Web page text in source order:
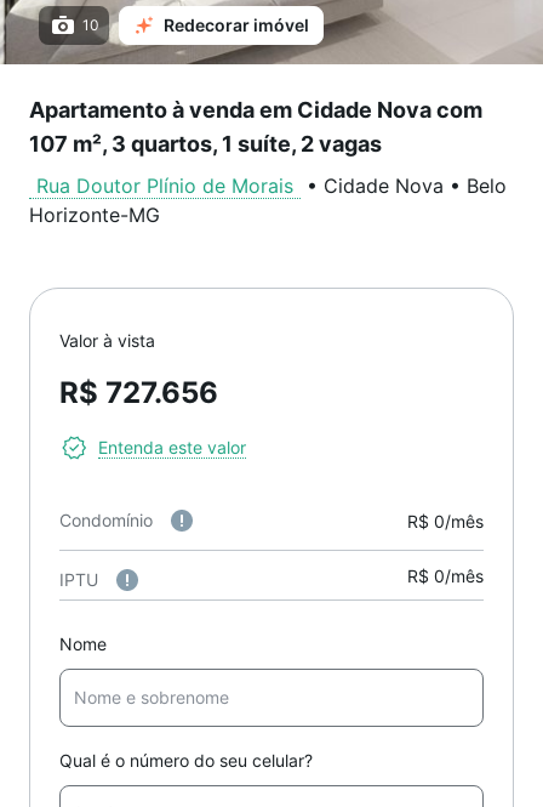
10 Redecorar imóvel
Apartamento à venda em Cidade Nova com
107 m², 3 quartos, 1 suíte, 2 vagas
Rua Doutor Plínio de Morais • Cidade Nova • Belo
Horizonte-MG
Valor à vista
R$ 727.656
Entenda este valor
Condomínio R$ 0/mês
IPTU R$ 0/mês
Nome
Qual é o número do seu celular?